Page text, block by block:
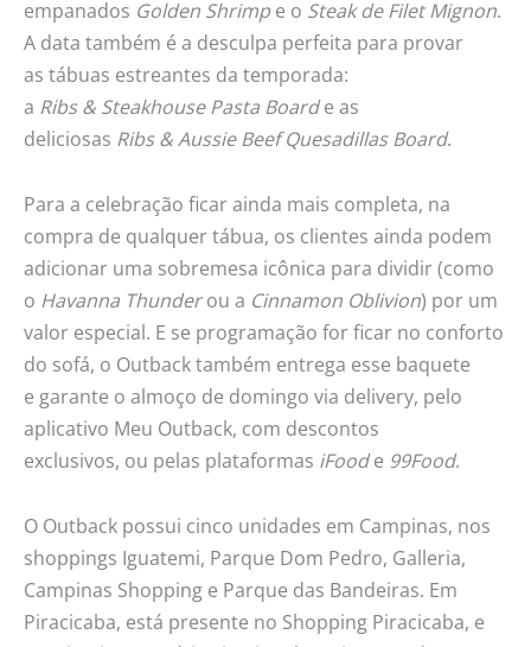
empanados Golden Shrimp e o Steak de Filet Mignon.
A data também é a desculpa perfeita para provar
as tábuas estreantes da temporada:
a Ribs & Steakhouse Pasta Boarde as
deliciosas Ribs & Aussie Beef Quesadillas Board.
Para a celebração ficar ainda mais completa, na
compra de qualquer tábua, os clientes ainda podem
adicionar uma sobremesa icônica para dividir (como
o Havanna Thunderou a Cinnamon Oblivion) por um
valor especial. E se programação for ficar no conforto
do sofá, o Outback também entrega esse baquete
e garante o almoço de domingo via delivery, pelo
aplicativo Meu Outback, com descontos
exclusivos, ou pelas plataformas iFoode 99Food.
O Outback possui cinco unidades em Campinas, nos
shoppings Iguatemi, Parque Dom Pedro, Galleria,
Campinas Shopping e Parque das Bandeiras. Em
Piracicaba, está presente no Shopping Piracicaba, e